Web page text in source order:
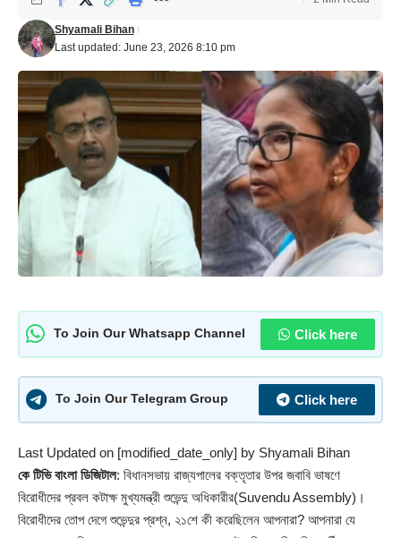
Last updated: June 23, 2026 8:10 pm
Shyamali Bihan
To Join Our Whatsapp Channel Click here
To Join Our Telegram Group Click here
Last Updated on [modified_date_only] by Shyamali Bihan
কে টিভি বাংলা ডিজিটাল: বিধানসভায় রাজ্যপালের বক্তৃতার উপর জবাবি ভাষণে
বিরোধীদের প্রবল কটাক্ষ মুখ্যমন্ত্রী শুভেন্দু অধিকারীর(Suvendu Assembly)।
বিরোধীদের তোপ দেগে শুভেন্দুর প্রশ্ন, ২১শে কী করেছিলেন আপনারা? আপনারা যে